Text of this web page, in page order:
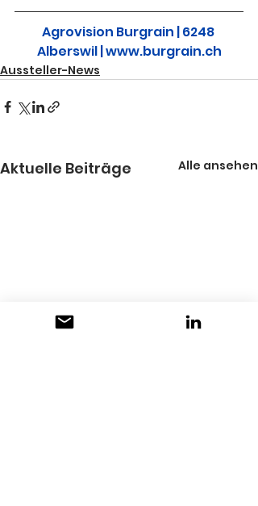
Agrovision Burgrain | 6248
Alberswil | www.burgrain.ch
Aussteller-News
Aktuelle Beiträge Alle ansehen